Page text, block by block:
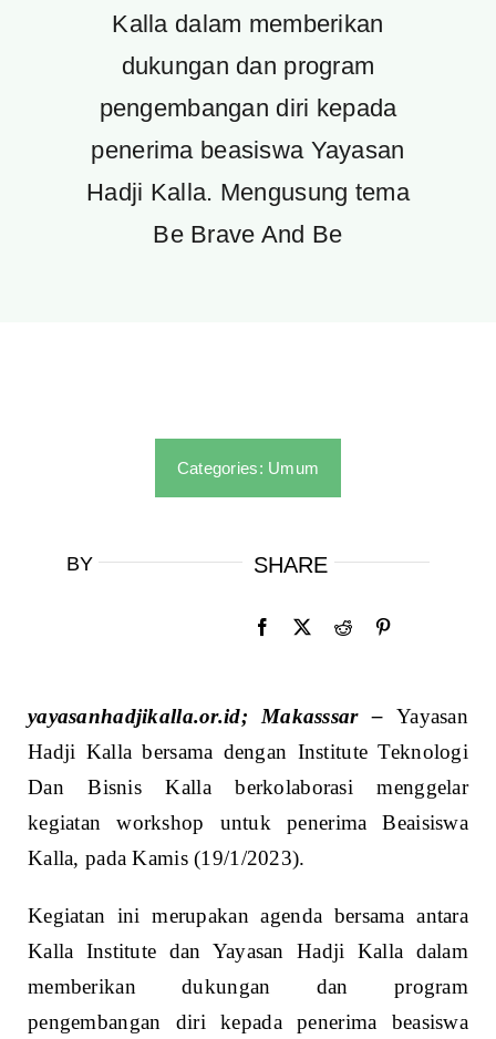
Kalla dalam memberikan
dukungan dan program
pengembangan diri kepada
penerima beasiswa Yayasan
Hadji Kalla. Mengusung tema
Be Brave And Be
Categories: Umum
BY SHARE
yayasanhadjikalla.or.id; Makasssar – Yayasan
Hadji Kalla bersama dengan Institute Teknologi
Dan Bisnis Kalla berkolaborasi menggelar
kegiatan workshop untuk penerima Beaisiswa
Kalla, pada Kamis (19/1/2023).
Kegiatan ini merupakan agenda bersama antara
Kalla Institute dan Yayasan Hadji Kalla dalam
memberikan dukungan dan program
pengembangan diri kepada penerima beasiswa